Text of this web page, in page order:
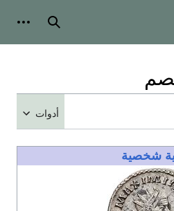
بحث
أدوات
شخصية